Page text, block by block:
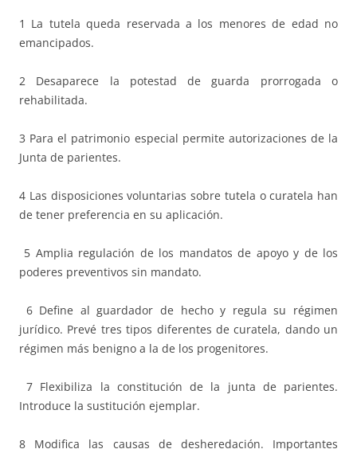
1 La tutela queda reservada a los menores de edad no
emancipados.
2 Desaparece la potestad de guarda prorrogada o
rehabilitada.
3 Para el patrimonio especial permite autorizaciones de la
Junta de parientes.
4 Las disposiciones voluntarias sobre tutela o curatela han
de tener preferencia en su aplicación.
5 Amplia regulación de los mandatos de apoyo y de los
poderes preventivos sin mandato.
6 Define al guardador de hecho y regula su régimen
jurídico. Prevé tres tipos diferentes de curatela, dando un
régimen más benigno a la de los progenitores.
7 Flexibiliza la constitución de la junta de parientes.
Introduce la sustitución ejemplar.
8 Modifica las causas de desheredación. Importantes